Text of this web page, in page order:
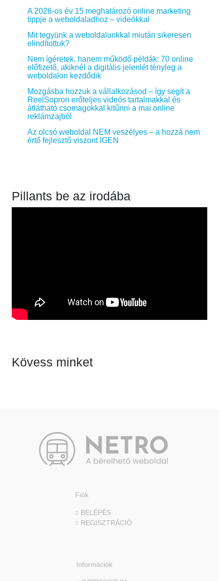
A 2026-os év 15 meghatározó online marketing
tippje a weboldaladhoz – videókkal
Mit tegyünk a weboldalunkkal miután sikeresen
elindítottuk?
Nem ígéretek, hanem működő példák: 70 online
előfizető, akiknél a digitális jelenlét tényleg a
weboldalon kezdődik
Mozgásba hozzuk a vállalkozásod – így segít a
ReelSopron erőteljes videós tartalmakkal és
átlátható csomagokkal kitűnni a mai online
reklámzajból
Az olcsó weboldal NEM veszélyes – a hozzá nem
értő fejlesztő viszont IGEN
Pillants be az irodába
Kövess minket
Információk
Fiók
BELÉPÉS
REGISZTRÁCIÓ